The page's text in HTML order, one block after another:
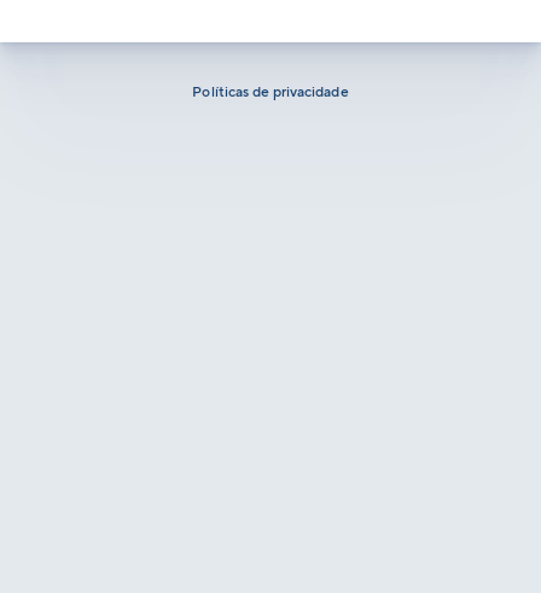
Políticas de privacidade